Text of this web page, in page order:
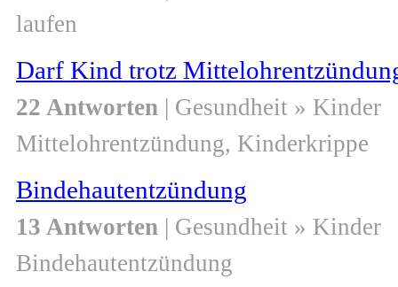
laufen
Darf Kind trotz
22 Antworten | Gesundheit » Kinder
Mittelohrentzündung, Kinderkrippe
Bindehautentzündung
13 Antworten | Gesundheit » Kinder
Bindehautentzündung